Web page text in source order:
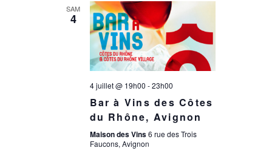
e
t
n
a
e
v
e
SAM
4
4 juillet @ 19h00 -23h00
Bar à Vins des Côtes
du Rhône, Avignon
Maison des Vins6 rue des Trois
Faucons, Avignon